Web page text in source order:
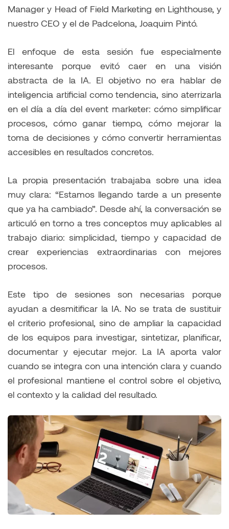
Manager y Head of Field Marketing en Lighthouse, y
nuestro CEO y el de Padcelona, Joaquim Pintó.
El enfoque de esta sesión fue especialmente
interesante porque evitó caer en una visión
abstracta de la IA. El objetivo no era hablar de
inteligencia artificial como tendencia, sino aterrizarla
en el día a día del event marketer: cómo simplificar
procesos, cómo ganar tiempo, cómo mejorar la
toma de decisiones y cómo convertir herramientas
accesibles en resultados concretos.
La propia presentación trabajaba sobre una idea
muy clara: “Estamos llegando tarde a un presente
que ya ha cambiado”. Desde ahí, la conversación se
articuló en torno a tres conceptos muy aplicables al
trabajo diario: simplicidad, tiempo y capacidad de
crear experiencias extraordinarias con mejores
procesos.
Este tipo de sesiones son necesarias porque
ayudan a desmitificar la IA. No se trata de sustituir
el criterio profesional, sino de ampliar la capacidad
de los equipos para investigar, sintetizar, planificar,
documentar y ejecutar mejor. La IA aporta valor
cuando se integra con una intención clara y cuando
el profesional mantiene el control sobre el objetivo,
el contexto y la calidad del resultado.